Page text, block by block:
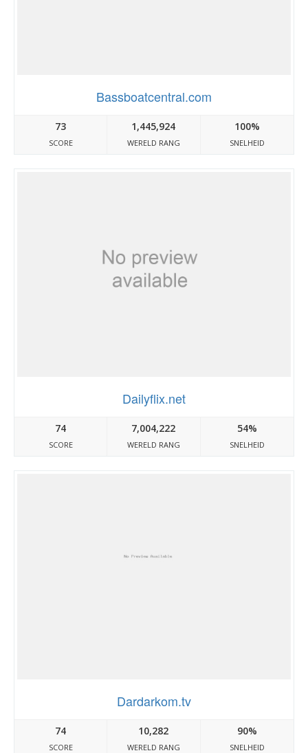
Bassboatcentral.com
73
SCORE
1,445,924
WERELD RANG
100%
SNELHEID
Dailyflix.net
74
SCORE
7,004,222
WERELD RANG
54%
SNELHEID
Dardarkom.tv
74
SCORE
10,282
WERELD RANG
90%
SNELHEID